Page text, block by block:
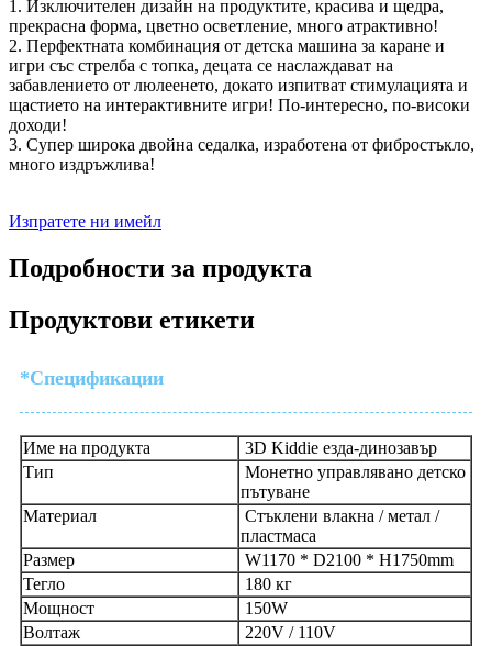
1. Изключителен дизайн на продуктите, красива и щедра,
прекрасна форма, цветно осветление, много атрактивно!
2. Перфектната комбинация от детска машина за каране и
игри със стрелба с топка, децата се наслаждават на
забавлението от люлеенето, докато изпитват стимулацията и
щастието на интерактивните игри! По-интересно, по-високи
доходи!
3. Супер широка двойна седалка, изработена от фибростъкло,
много издръжлива!
Изпратете ни имейл
Подробности за продукта
Продуктови етикети
*Спецификации
Име на продукта
3D Kiddie езда-динозавър
Тип
Монетно управлявано детско
пътуване
Материал
Стъклени влакна / метал /
пластмаса
Размер
W1170 * D2100 * H1750mm
Тегло
180 кг
Мощност
150W
Волтаж
220V / 110V